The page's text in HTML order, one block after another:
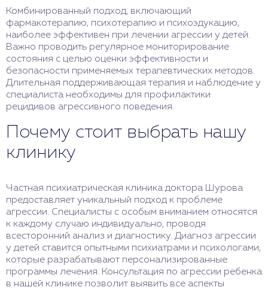
Комбинированный подход, включающий
фармакотерапию, психотерапию и психоэдукацию,
наиболее эффективен при лечении агрессии у детей.
Важно проводить регулярное мониторирование
состояния с целью оценки эффективности и
безопасности применяемых терапевтических методов.
Длительная поддерживающая терапия и наблюдение у
специалиста необходимы для профилактики
рецидивов агрессивного поведения.
Почему стоит выбрать нашу
клинику
Частная психиатрическая клиника доктора Шурова
предоставляет уникальный подход к проблеме
агрессии. Специалисты с особым вниманием относятся
к каждому случаю индивидуально, проводя
всесторонний анализ и диагностику. Диагноз агрессии
у детей ставится опытными психиатрами и психологами,
которые разрабатывают персонализированные
программы лечения. Консультация по агрессии ребенка
в нашей клинике позволит выявить все аспекты